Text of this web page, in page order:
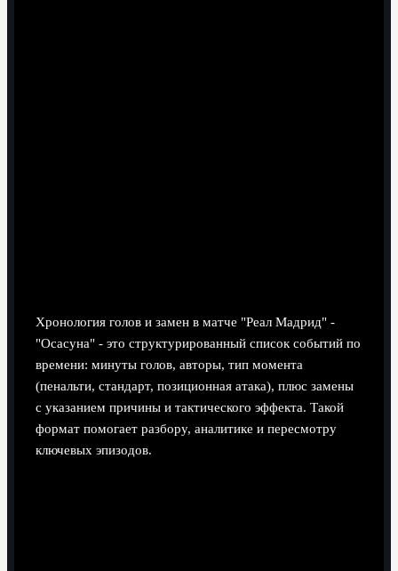
Хронология голов и замен в матче "Реал Мадрид" -
"Осасуна" - это структурированный список событий по
времени: минуты голов, авторы, тип момента
(пенальти, стандарт, позиционная атака), плюс замены
с указанием причины и тактического эффекта. Такой
формат помогает разбору, аналитике и пересмотру
ключевых эпизодов.